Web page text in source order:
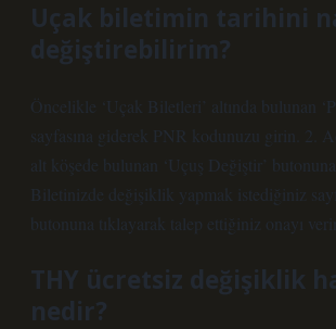
Uçak biletimin tarihini
değiştirebilirim?
Öncelikle ‘Uçak Biletleri’ altında bulunan
sayfasına giderek PNR kodunuzu girin. 2.
alt köşede bulunan ‘Uçuş Değiştir’ butonuna
Biletinizde değişiklik yapmak istediğiniz
butonuna tıklayarak talep ettiğiniz onayı verin.
THY ücretsiz değişiklik
nedir?